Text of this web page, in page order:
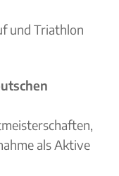
und Triathlon
als Aktive